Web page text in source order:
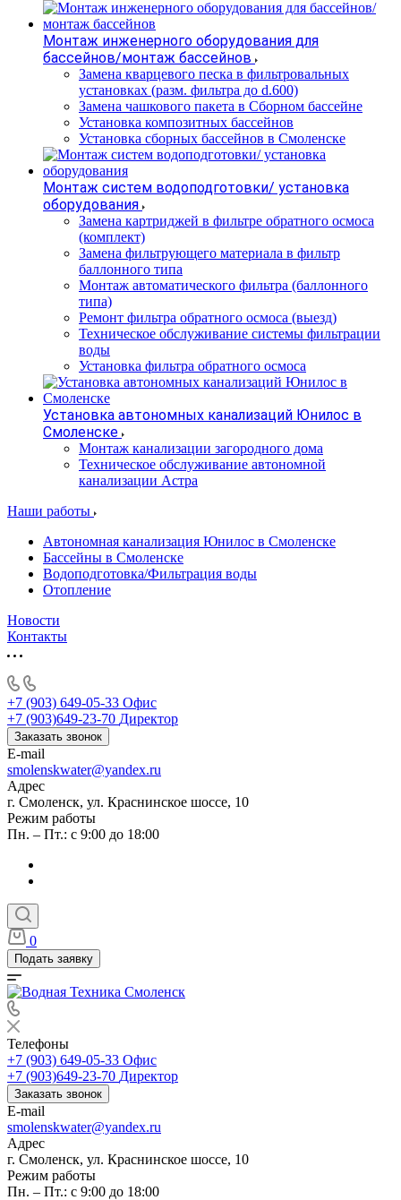
Монтаж инженерного оборудования для
бассейнов/монтаж бассейнов
Замена кварцевого песка в фильтровальных
установках (разм. фильтра до d.600)
Замена чашкового пакета в Сборном бассейне
Установка композитных бассейнов
Установка сборных бассейнов в Смоленске
Монтаж систем водоподготовки/ установка
оборудования
Замена картриджей в фильтре обратного осмоса
(комплект)
Замена фильтрующего материала в фильтр
баллонного типа
Монтаж автоматического фильтра (баллонного
типа)
Ремонт фильтра обратного осмоса (выезд)
Техническое обслуживание системы фильтрации
воды
Установка фильтра обратного осмоса
Установка автономных канализаций Юнилос в
Смоленске
Монтаж канализации загородного дома
Техническое обслуживание автономной
канализации Астра
Наши работы
Автономная канализация Юнилос в Смоленске
Бассейны в Смоленске
Водоподготовка/Фильтрация воды
Отопление
Новости
Контакты
+7 (903) 649-05-33 Офис
+7 (903)649-23-70 Директор
Заказать звонок
E-mail
smolenskwater@yandex.ru
Адрес
г. Смоленск, ул. Краснинское шоссе, 10
Режим работы
Пн. – Пт.: с 9:00 до 18:00
0
Подать заявку
Телефоны
+7 (903) 649-05-33 Офис
+7 (903)649-23-70 Директор
Заказать звонок
E-mail
smolenskwater@yandex.ru
Адрес
г. Смоленск, ул. Краснинское шоссе, 10
Режим работы
Пн. – Пт.: с 9:00 до 18:00